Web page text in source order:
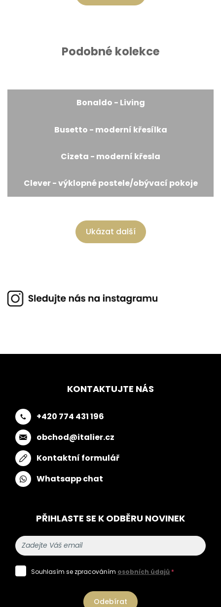
Podobné kolekce
Bonaldo - Living
Busetto - moderní křesílka
Cizeta - moderní křesla
Clever - výklopné postele/obývací pokoje
Ukázat další
KONTAKTUJTE NÁS
+420 774 431 196
obchod@italier.cz
Kontaktní formulář
Whatsapp chat
PŘIHLASTE SE K ODBĚRU NOVINEK
Souhlasím se zpracováním osobních údajů *
Odebírat